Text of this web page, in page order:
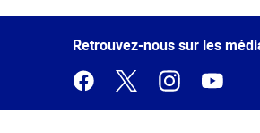
de la
Retrouvez-nous sur les